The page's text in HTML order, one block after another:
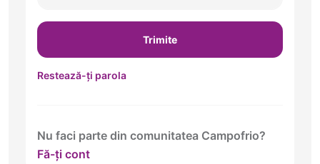
Restează-ți parola
Nu faci parte din comunitatea Campofrio?
Fă-ți cont